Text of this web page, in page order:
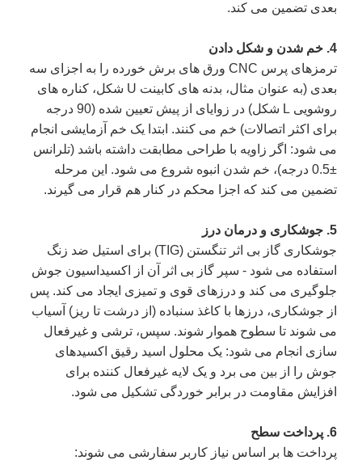
بعدی تضمین می کند.
4. خم شدن و شکل دادن
ترمزهای پرس CNC ورق های برش خورده را به اجزای سه
بعدی (به عنوان مثال، بدنه های کابینت U شکل، کناره های
روشویی L شکل) در زوایای از پیش تعیین شده (90 درجه
برای اکثر اتصالات) خم می کنند. ابتدا یک خم آزمایشی انجام
می شود: اگر زاویه با طراحی مطابقت داشته باشد (تلرانس
±0.5 درجه)، خم شدن انبوه شروع می شود. این مرحله
تضمین می کند که اجزا محکم در کنار هم قرار می گیرند.
5. جوشکاری و درمان درز
جوشکاری گاز بی اثر تنگستن (TIG) برای استیل ضد زنگ
استفاده می شود - سپر گاز بی اثر آن از اکسیداسیون جوش
جلوگیری می کند و درزهای قوی و تمیزی ایجاد می کند. پس
از جوشکاری، درزها با کاغذ سنباده (از درشت تا ریز) آسیاب
می شوند تا سطوح هموار شوند. سپس، ترشی و غیرفعال
سازی انجام می شود: یک محلول اسید رقیق اکسیدهای
جوش را از بین می برد و یک لایه غیرفعال کننده برای
افزایش مقاومت در برابر خوردگی تشکیل می شود.
6. پرداخت سطح
پرداخت ها بر اساس نیاز کاربر سفارشی می شوند: